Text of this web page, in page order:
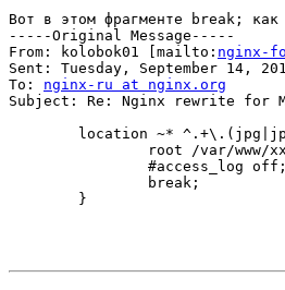
Вот в этом фрагменте break;
-----Original Message-----
From: kolobok01 [mailto: nginx-
Sent: Tuesday, September 14,
To: nginx-ru at nginx.org
Subject: Re: Nginx rewrite for
location ~*
root /var/www/
                #access_log off;
                break;
        }